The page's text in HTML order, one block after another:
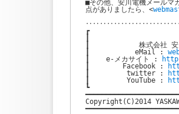
■その他、安川電機メールマ
点がありましたら、<
┏
┃            株式会社 安
┃           eMail :
┃    e-メカサイト :
┃        Facebook :
┃         twitter :
┃         YouTube :
┗
Copyright(C)2014